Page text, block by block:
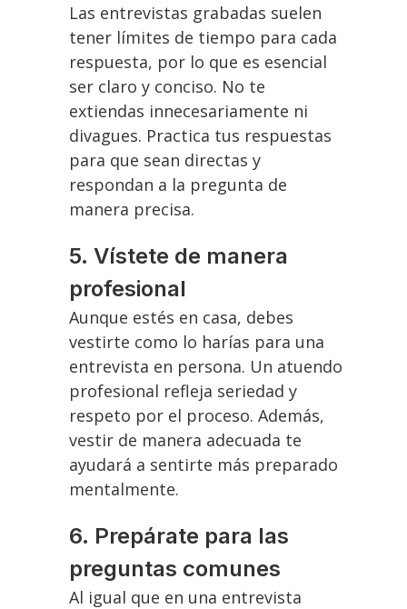
Las entrevistas grabadas suelen
tener límites de tiempo para cada
respuesta, por lo que es esencial
ser claro y conciso. No te
extiendas innecesariamente ni
divagues. Practica tus respuestas
para que sean directas y
respondan a la pregunta de
manera precisa.
5.Vístete de manera
profesional
Aunque estés en casa, debes
vestirte como lo harías para una
entrevista en persona. Un atuendo
profesional refleja seriedad y
respeto por el proceso. Además,
vestir de manera adecuada te
ayudará a sentirte más preparado
mentalmente.
6. Prepárate para las
preguntas comunes
Al igual que en una entrevista